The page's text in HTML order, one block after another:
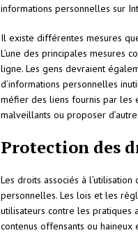
informations personnelles sur
Il existe différentes mesures
L’une des principales mesures
ligne. Les gens devraient
d’informations personnelles
méfier des liens fournis par les
malveillants ou proposer
Protection des
Les droits associés à
personnelles. Les lois et les
utilisateurs contre les pratiques
contenus offensants ou